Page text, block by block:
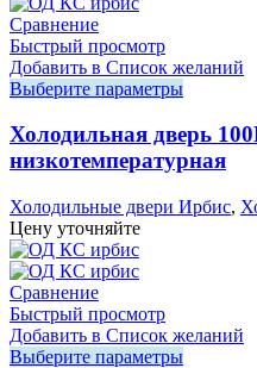
Сравнение
Быстрый просмотр
Добавить в Список желаний
Выберите параметры
Холодильная дверь
низкотемпературная
Холодильные двери Ирбис,
Цену уточняйте
Сравнение
Быстрый просмотр
Добавить в Список желаний
Выберите параметры